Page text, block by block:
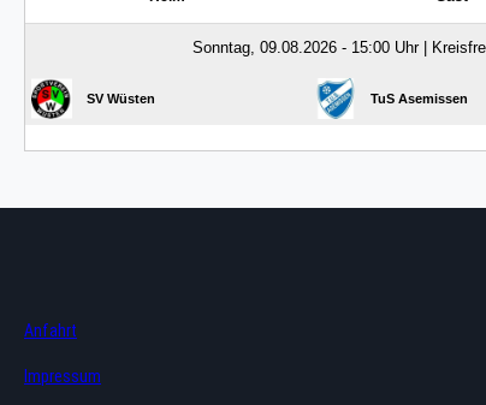
Anfahrt
Impressum